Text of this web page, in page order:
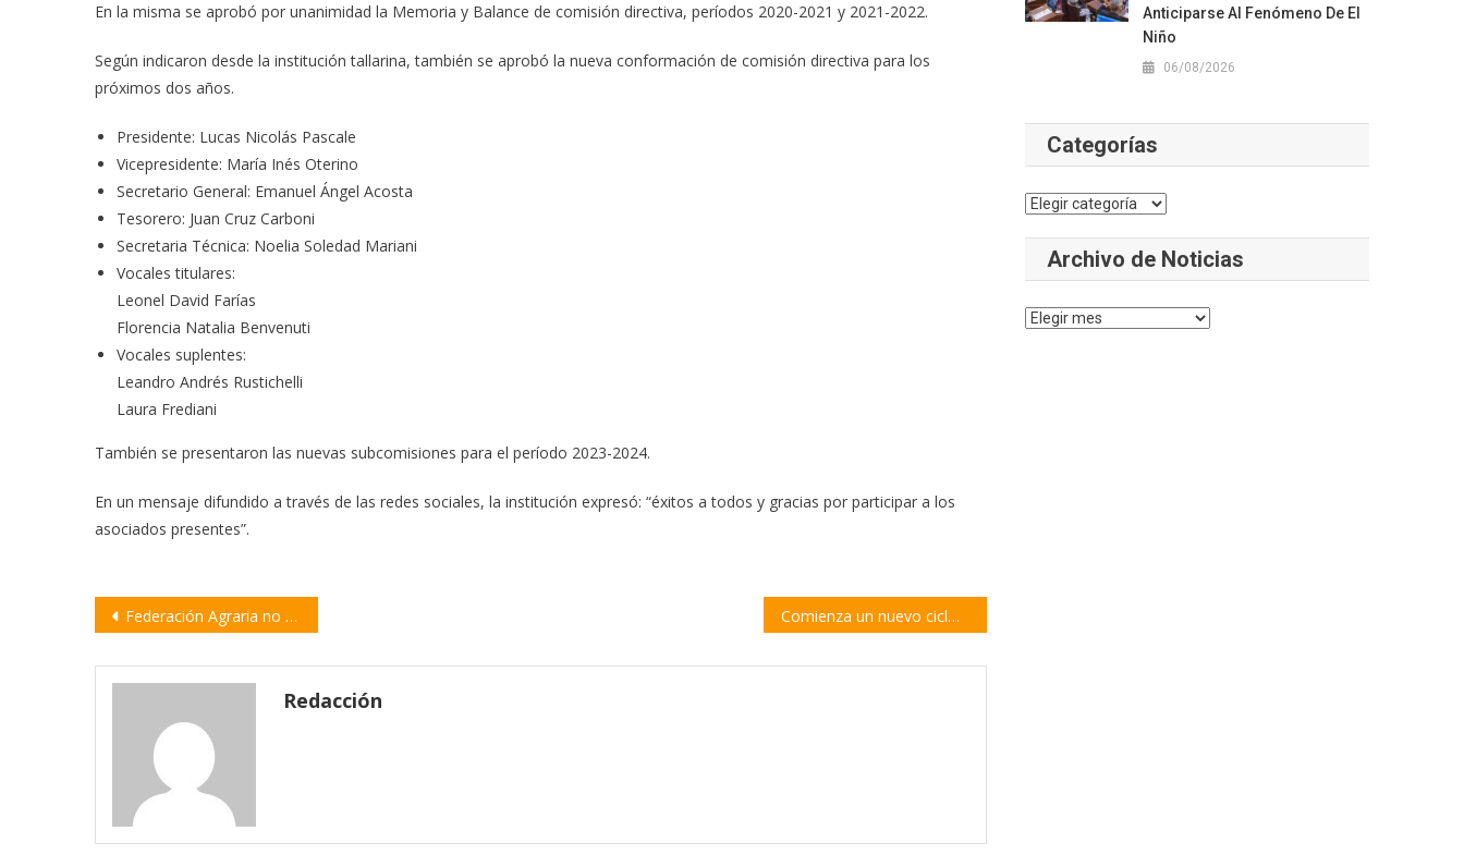
En la misma se aprobó por unanimidad la Memoria y Balance de comisión directiva, períodos 2020-2021 y 2021-2022.
Según indicaron desde la institución tallarina, también se aprobó la nueva conformación de comisión directiva para los
próximos dos años.
Presidente: Lucas Nicolás Pascale
Vicepresidente: María Inés Oterino
Secretario General: Emanuel Ángel Acosta
Tesorero: Juan Cruz Carboni
Secretaria Técnica: Noelia Soledad Mariani
Vocales titulares:
Leonel David Farías
Florencia Natalia Benvenuti
Vocales suplentes:
Leandro Andrés Rustichelli
Laura Frediani
También se presentaron las nuevas subcomisiones para el período 2023-2024.
En un mensaje difundido a través de las redes sociales, la institución expresó: “éxitos a todos y gracias por participar a los
asociados presentes”.
Navegación
entradas
Federación Agraria no descarta movilizaciones a la Casa Rosada y al Congreso Comienza un nuevo ciclo de talleres gratuitos en Santa Teresa
Redacción
Anticiparse Al Fenómeno De El
Niño
06/08/2026
Categorías
Categorías
Archivo de Noticias
Archivo